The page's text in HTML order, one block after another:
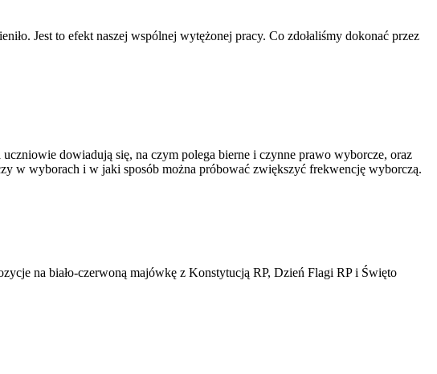
Jest to efekt naszej wspólnej wytężonej pracy. Co zdołaliśmy dokonać przez
dowiadują się, na czym polega bierne i czynne prawo wyborcze, oraz
w wyborach i w jaki sposób można próbować zwiększyć frekwencję wyborczą.
na biało-czerwoną majówkę z Konstytucją RP, Dzień Flagi RP i Święto